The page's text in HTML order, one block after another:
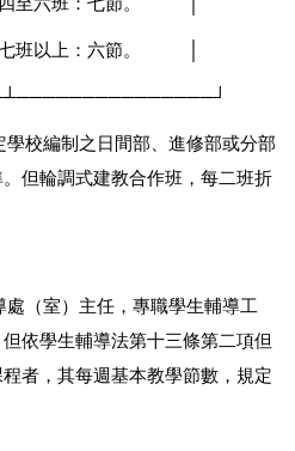
七班以上：六節。
校編制之日間部、進修部或分部
但輪調式建教合作班，每二班折
（室）主任，專職學生輔導工
依學生輔導法第十三條第二項但
者，其每週基本教學節數，規定